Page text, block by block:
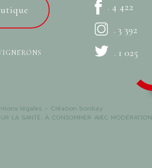
. 4 422
. 3 392
. 1 025
légales - Création bonbay
LA SANTÉ, À CONSOMMER AVEC MODÉRATION